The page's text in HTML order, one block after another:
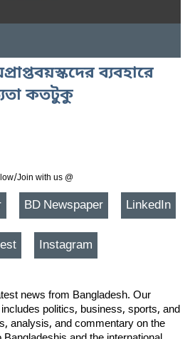
ব্যবহারে
কতটুকু
Join with us @
BD Newspaper LinkedIn
Instagram
news from Bangladesh. Our
politics, business, sports, and
analysis, and commentary on the